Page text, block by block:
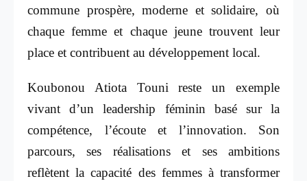
commune prospère, moderne et solidaire, où
chaque femme et chaque jeune trouvent leur
place et contribuent au développement local.
Koubonou Atiota Touni reste un exemple
vivant d’un leadership féminin basé sur la
compétence, l’écoute et l’innovation. Son
parcours, ses réalisations et ses ambitions
reflètent la capacité des femmes à transformer